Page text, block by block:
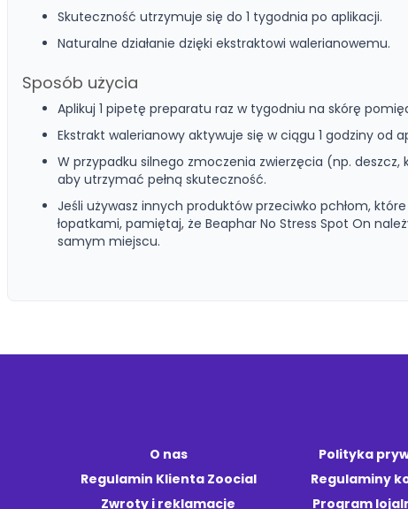
Skuteczność utrzymuje się do 1 tygodnia po aplikacji.
Naturalne działanie dzięki ekstraktowi walerianowemu.
Sposób użycia
Aplikuj 1 pipetę preparatu raz w tygodniu na skórę
Ekstrakt walerianowy aktywuje się w ciągu 1 godziny od
W przypadku silnego zmoczenia zwierzęcia (np.
aby utrzymać pełną skuteczność.
Jeśli używasz innych produktów przeciwko pchłom,
łopatkami, pamiętaj, że Beaphar No Stress Spot On
samym miejscu.
O nas
Regulamin Klienta Zoocial
Zwroty i reklamacje
Polityka
Regulaminy
Program